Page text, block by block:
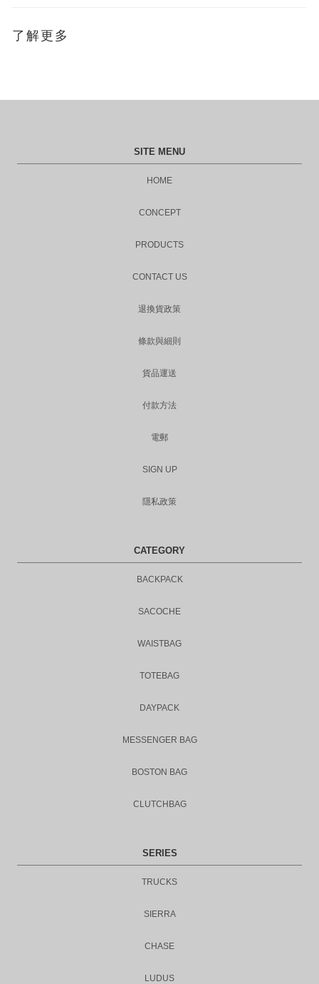
了解更多
SITE MENU
HOME
CONCEPT
PRODUCTS
CONTACT US
退換貨政策
條款與細則
貨品運送
付款方法
電郵
SIGN UP
隱私政策
CATEGORY
BACKPACK
SACOCHE
WAISTBAG
TOTEBAG
DAYPACK
MESSENGER BAG
BOSTON BAG
CLUTCHBAG
SERIES
TRUCKS
SIERRA
CHASE
LUDUS